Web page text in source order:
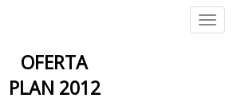
OFERTA
PLAN 2012